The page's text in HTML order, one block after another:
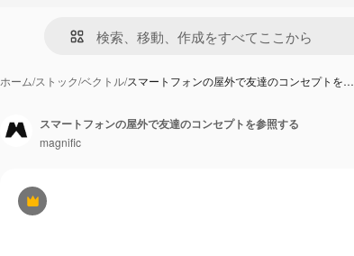
ホーム/ストック/ベクトル/スマートフォンの屋外で友達のコンセプトを…
Premium
スマートフォンの屋外で友達のコンセプトを参照する
magnific